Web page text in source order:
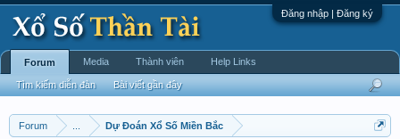
Đăng nhập | Đăng ký
Forum Dự Đoán Xổ Số Miền Bắc
Forum
Tìm kiếm diễn đàn Bài viết gần đây
Media Thành viên Help Links